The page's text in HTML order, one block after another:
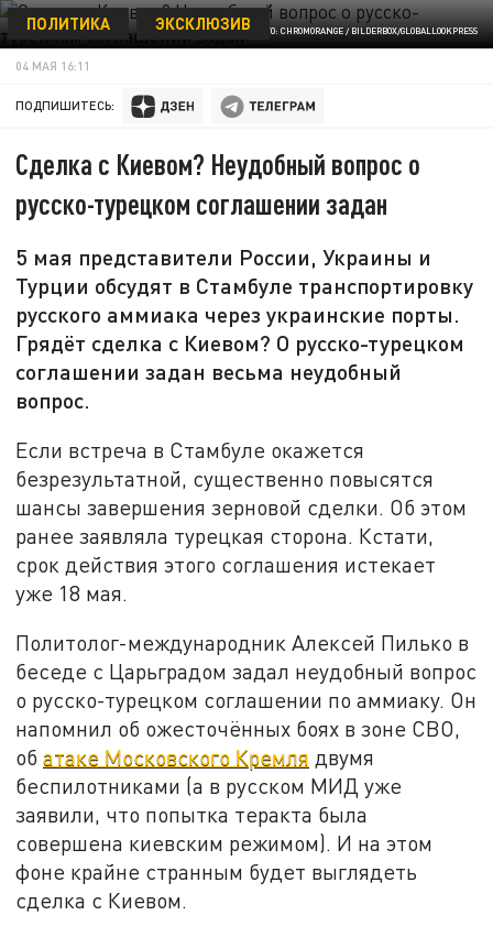
ФОТО: CHROMORANGE / BILDERBOX/GLOBALLOOKPRESS
ПОЛИТИКА ЭКСКЛЮЗИВ
04 МАЯ 16:11
ПОДПИШИТЕСЬ:
Сделка с Киевом? Неудобный вопрос о
русско-турецком соглашении задан
5 мая представители России, Украины и
Турции обсудят в Стамбуле транспортировку
русского аммиака через украинские порты.
Грядёт сделка с Киевом? О русско-турецком
соглашении задан весьма неудобный
вопрос.
Если встреча в Стамбуле окажется
безрезультатной, существенно повысятся
шансы завершения зерновой сделки. Об этом
ранее заявляла турецкая сторона. Кстати,
срок действия этого соглашения истекает
уже 18 мая.
Политолог-международник Алексей Пилько в
беседе с Царьградом задал неудобный вопрос
о русско-турецком соглашении по аммиаку. Он
напомнил об ожесточённых боях в зоне СВО,
обатаке Московского Кремля двумя
беспилотниками (а в русском МИД уже
заявили, что попытка теракта была
совершена киевским режимом). И на этом
фоне крайне странным будет выглядеть
сделка с Киевом.